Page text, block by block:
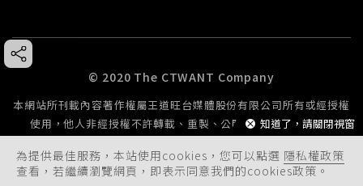
為提供最佳服務，本站使用cookies，您可以點選 隱私權政策
查看，若繼續瀏覽網頁，即表示同意我們的cookies政策。
知道了，請關閉視窗
© 2020 The CTWANT Company
本網站所刊載內容著作權屬王道旺台媒體股份有限公司所有或經授權
使用，他人非經授權不許轉載、重製、公開播送或公開傳輸。